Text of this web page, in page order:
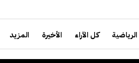
الرياضية كل الآراء الأخيرة المزيد